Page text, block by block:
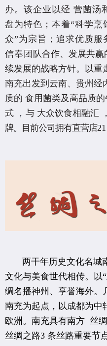
办。该企业以经 营菌汤
盘为特色；本着“科学烹
众”为宗旨；追求优质服
信奉团 队合作、发展共
续发展的战略方针。以重
南充出发到云南、贵州经
质的 食用菌类及高品质的
式
， 与 大众饮食相融汇 ，
牌。目前公司拥有直营店21
两干年历史文化名城
文化与美食世代相传。以
绸名播神州、享誉海外。
南充为起点，以成都为中
欧洲。南充具有南方 丝
丝绸之路3 条丝路重要节